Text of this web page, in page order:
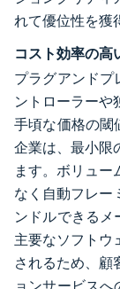
れて優位性を獲
コスト効率の高
プラグアンドプ
ントローラーや
手頃な価格の閾
企業は、最小限
ます。ボリュー
なく自動フレー
ンドルできるメ
主要なソフトウ
されるため、顧